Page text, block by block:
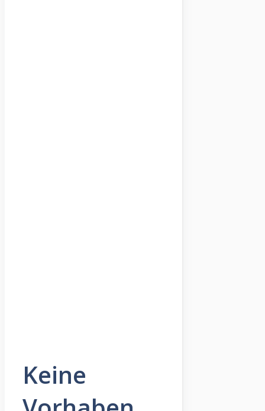
Keine